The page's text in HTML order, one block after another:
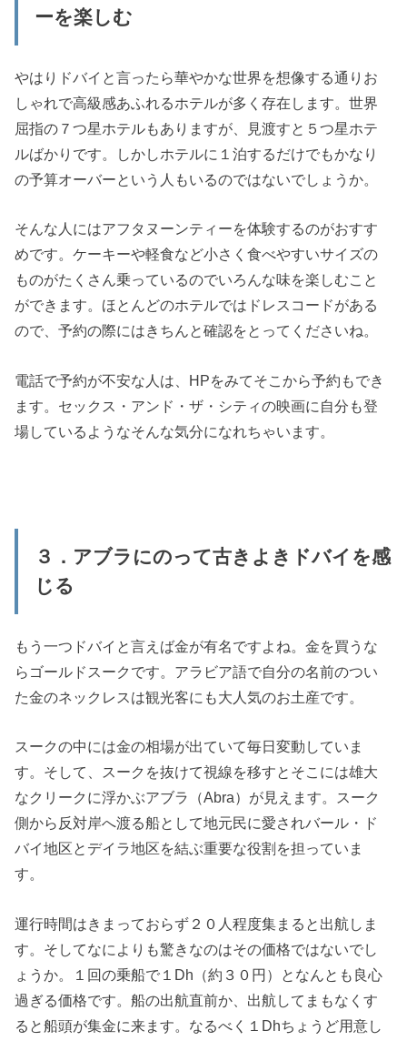
ーを楽しむ
やはりドバイと言ったら華やかな世界を想像する通りお
しゃれで高級感あふれるホテルが多く存在します。世界
屈指の７つ星ホテルもありますが、見渡すと５つ星ホテ
ルばかりです。しかしホテルに１泊するだけでもかなり
の予算オーバーという人もいるのではないでしょうか。
そんな人にはアフタヌーンティーを体験するのがおすす
めです。ケーキーや軽食など小さく食べやすいサイズの
ものがたくさん乗っているのでいろんな味を楽しむこと
ができます。ほとんどのホテルではドレスコードがある
ので、予約の際にはきちんと確認をとってくださいね。
電話で予約が不安な人は、HPをみてそこから予約もでき
ます。セックス・アンド・ザ・シティの映画に自分も登
場しているようなそんな気分になれちゃいます。
３．アブラにのって古きよきドバイを感
じる
もう一つドバイと言えば金が有名ですよね。金を買うな
らゴールドスークです。アラビア語で自分の名前のつい
た金のネックレスは観光客にも大人気のお土産です。
スークの中には金の相場が出ていて毎日変動していま
す。そして、スークを抜けて視線を移すとそこには雄大
なクリークに浮かぶアブラ（Abra）が見えます。スーク
側から反対岸へ渡る船として地元民に愛されバール・ド
バイ地区とデイラ地区を結ぶ重要な役割を担っていま
す。
運行時間はきまっておらず２０人程度集まると出航しま
す。そしてなによりも驚きなのはその価格ではないでし
ょうか。１回の乗船で１Dh（約３０円）となんとも良心
過ぎる価格です。船の出航直前か、出航してまもなくす
ると船頭が集金に来ます。なるべく１Dhちょうど用意し